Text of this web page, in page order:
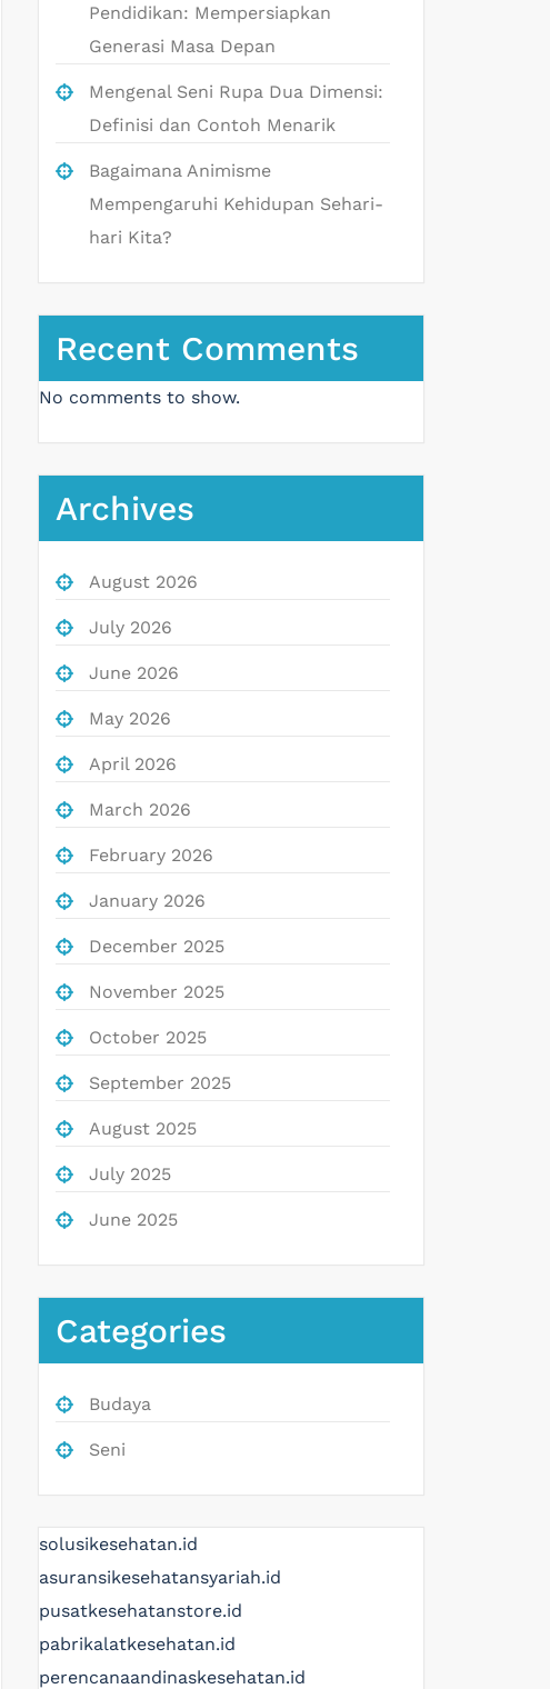
Pendidikan: Mempersiapkan
Generasi Masa Depan
Mengenal Seni Rupa Dua Dimensi:
Definisi dan Contoh Menarik
Bagaimana Animisme
Mempengaruhi Kehidupan Sehari-
hari Kita?
Recent Comments
No comments to show.
Archives
August 2026
July 2026
June 2026
May 2026
April 2026
March 2026
February 2026
January 2026
December 2025
November 2025
October 2025
September 2025
August 2025
July 2025
June 2025
Categories
Budaya
Seni
solusikesehatan.id
asuransikesehatansyariah.id
pusatkesehatanstore.id
pabrikalatkesehatan.id
perencanaandinaskesehatan.id